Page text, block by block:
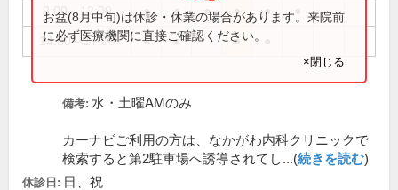
9:00～12:00 ● ● ● ● ●
14:00～17:00 ● ● ●
お盆(8月中旬)は休診・休業の場合があります。来院前
に必ず医療機関に直接ご確認ください。
×閉じる
備考: 水・土曜AMのみ
カーナビご利用の方は、なかがわ内科クリニックで
検索すると第2駐車場へ誘導されてし...(続きを読む)
休診日: 日、祝